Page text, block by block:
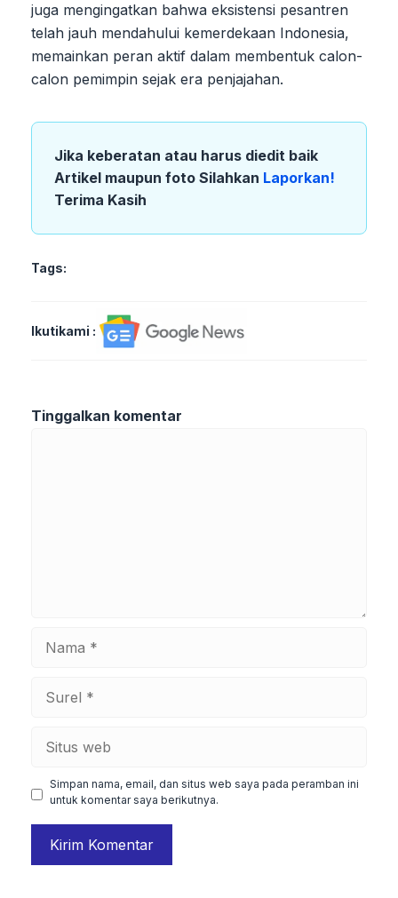
juga mengingatkan bahwa eksistensi pesantren
telah jauh mendahului kemerdekaan Indonesia,
memainkan peran aktif dalam membentuk calon-
calon pemimpin sejak era penjajahan.
Jika keberatan atau harus diedit baik
Artikel maupun foto Silahkan Laporkan!
Terima Kasih
Tags:
Ikutikami :
Tinggalkan komentar
Simpan nama, email, dan situs web saya pada peramban ini
untuk komentar saya berikutnya.